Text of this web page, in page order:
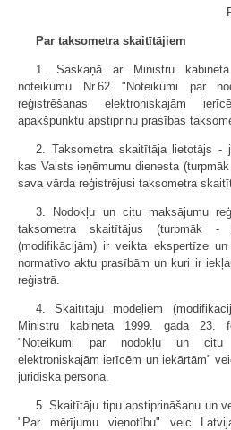
Par taksometra skaitītājiem
1. Saskaņā ar Ministru
noteikumu Nr.62 "Noteikumi par
reģistrēšanas elektroniskajām
apakšpunktu apstiprinu prasības
2. Taksometra skaitītāja lietotājs -
kas Valsts ieņēmumu dienesta
sava vārda reģistrējusi taksometra
3. Nodokļu un citu maksājumu
taksometra skaitītājus (turpmāk -
(modifikācijām) ir veikta ekspertīze
normatīvo aktu prasībām un kuri ir
reģistrā.
4. Skaitītāju modeļiem
Ministru kabineta 1999. gada 23.
"Noteikumi par nodokļu un citu
elektroniskajām ierīcēm un iekārtām"
juridiska persona.
5. Skaitītāju tipu apstiprināšanu un
"Par mērījumu vienotību" veic